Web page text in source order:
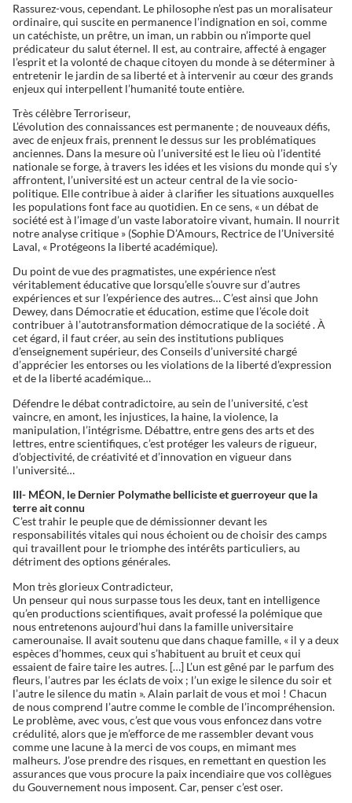
Rassurez-vous, cependant. Le philosophe n’est pas un moralisateur
ordinaire, qui suscite en permanence l’indignation en soi, comme
un catéchiste, un prêtre, un iman, un rabbin ou n’importe quel
prédicateur du salut éternel. Il est, au contraire, affecté à engager
l’esprit et la volonté de chaque citoyen du monde à se déterminer à
entretenir le jardin de sa liberté et à intervenir au cœur des grands
enjeux qui interpellent l’humanité toute entière.
Très célèbre Terroriseur,
L’évolution des connaissances est permanente ; de nouveaux défis,
avec de enjeux frais, prennent le dessus sur les problématiques
anciennes. Dans la mesure où l’université est le lieu où l’identité
nationale se forge, à travers les idées et les visions du monde qui s’y
affrontent, l’université est un acteur central de la vie socio-
politique. Elle contribue à aider à clarifier les situations auxquelles
les populations font face au quotidien. En ce sens, « un débat de
société est à l’image d’un vaste laboratoire vivant, humain. Il nourrit
notre analyse critique » (Sophie D’Amours, Rectrice de l’Université
Laval, « Protégeons la liberté académique).
Du point de vue des pragmatistes, une expérience n’est
véritablement éducative que lorsqu’elle s’ouvre sur d’autres
expériences et sur l’expérience des autres… C’est ainsi que John
Dewey, dans Démocratie et éducation, estime que l’école doit
contribuer à l’autotransformation démocratique de la société . À
cet égard, il faut créer, au sein des institutions publiques
d’enseignement supérieur, des Conseils d’université chargé
d’apprécier les entorses ou les violations de la liberté d’expression
et de la liberté académique…
Défendre le débat contradictoire, au sein de l’université, c’est
vaincre, en amont, les injustices, la haine, la violence, la
manipulation, l’intégrisme. Débattre, entre gens des arts et des
lettres, entre scientifiques, c’est protéger les valeurs de rigueur,
d’objectivité, de créativité et d’innovation en vigueur dans
l’université…
III- MÉON, le Dernier Polymathe belliciste et guerroyeur que la
terre ait connu
C’est trahir le peuple que de démissionner devant les
responsabilités vitales qui nous échoient ou de choisir des camps
qui travaillent pour le triomphe des intérêts particuliers, au
détriment des options générales.
Mon très glorieux Contradicteur,
Un penseur qui nous surpasse tous les deux, tant en intelligence
qu’en productions scientifiques, avait professé la polémique que
nous entretenons aujourd’hui dans la famille universitaire
camerounaise. Il avait soutenu que dans chaque famille, « il y a deux
espèces d’hommes, ceux qui s’habituent au bruit et ceux qui
essaient de faire taire les autres. […] L’un est gêné par le parfum des
fleurs, l’autres par les éclats de voix ; l’un exige le silence du soir et
l’autre le silence du matin ». Alain parlait de vous et moi ! Chacun
de nous comprend l’autre comme le comble de l’incompréhension.
Le problème, avec vous, c’est que vous vous enfoncez dans votre
crédulité, alors que je m’efforce de me rassembler devant vous
comme une lacune à la merci de vos coups, en mimant mes
malheurs. J’ose prendre des risques, en remettant en question les
assurances que vous procure la paix incendiaire que vos collègues
du Gouvernement nous imposent. Car, penser c’est oser.